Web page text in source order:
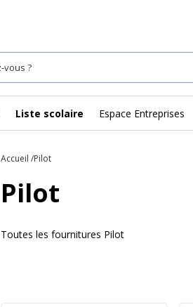
Liste scolaire Espace Entreprises
Accueil Pilot
Pilot
Toutes les fournitures Pilot